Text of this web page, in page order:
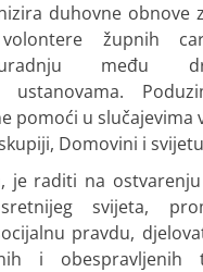
duhovne obnove
župnih
među
ustanovama.
pomoći u slučajevima
Domovini i
je raditi na
svijeta,
pravdu,
i